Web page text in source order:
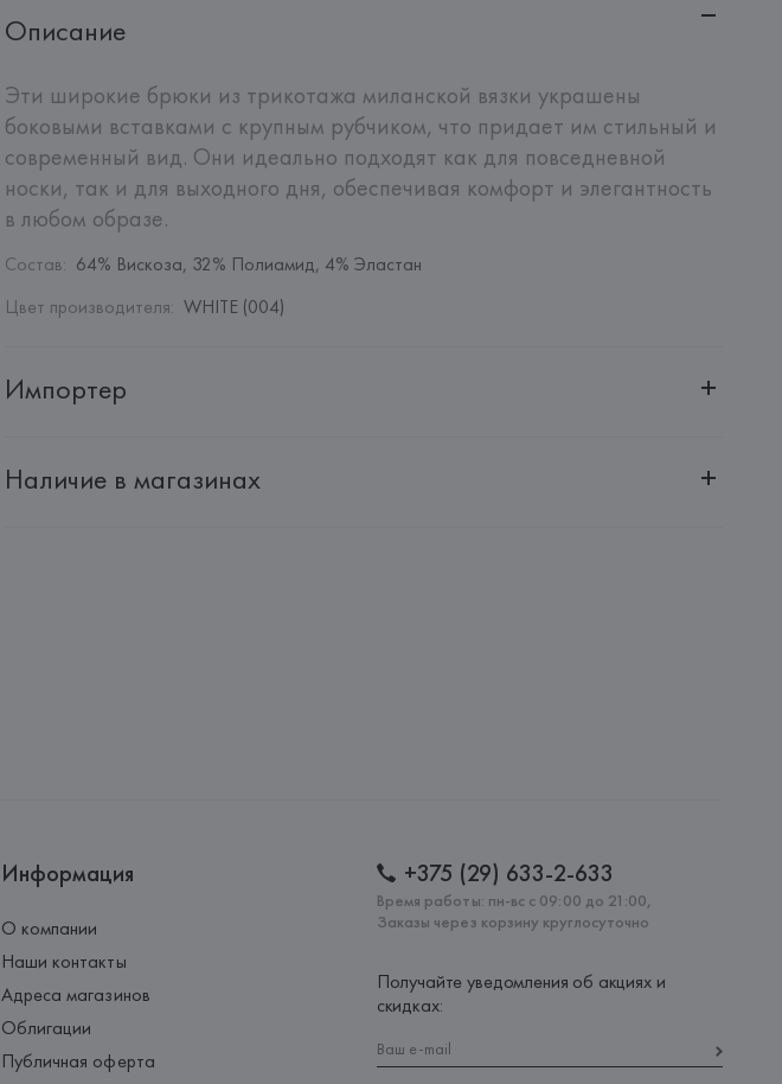
Описание
Эти широкие брюки из трикотажа миланской вязки украшены
боковыми вставками с крупным рубчиком, что придает им стильный и
современный вид. Они идеально подходят как для повседневной
носки, так и для выходного дня, обеспечивая комфорт и элегантность
в любом образе.
Состав: 64% Вискоза, 32% Полиамид, 4% Эластан
Цвет производителя: WHITE (004)
Импортер
Адрес: Республика Беларусь, 220030, г. Минск, ул. Немига, 5, пом. 39
Наличие в магазинах
Информация
О компании
Наши контакты
Адреса магазинов
Облигации
Публичная оферта
+375 (29) 633-2-633
Время работы: пн-вс с 09:00 до 21:00,
Заказы через корзину круглосуточно
Получайте уведомления об акциях и
скидках: